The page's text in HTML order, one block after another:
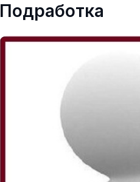
Подработка